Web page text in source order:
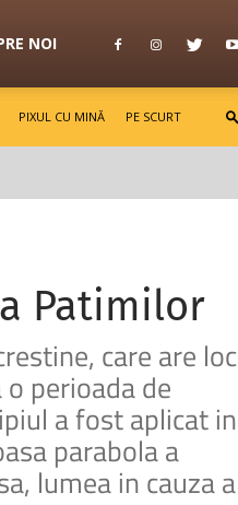
NOI
PIXUL CU MINĂ PE SCURT
Patimilor
care are loc
perioada de
a fost aplicat in
parabola a
lumea in cauza a